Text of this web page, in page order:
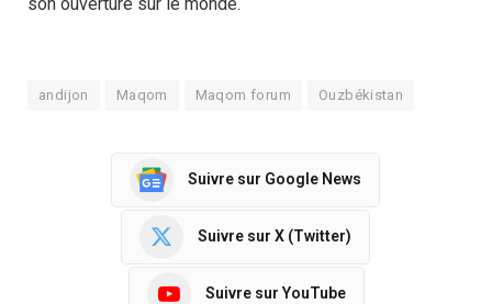
andijon Maqom Maqom forum Ouzbékistan
Suivre sur Google News
Suivre sur X (Twitter)
Suivre sur YouTube